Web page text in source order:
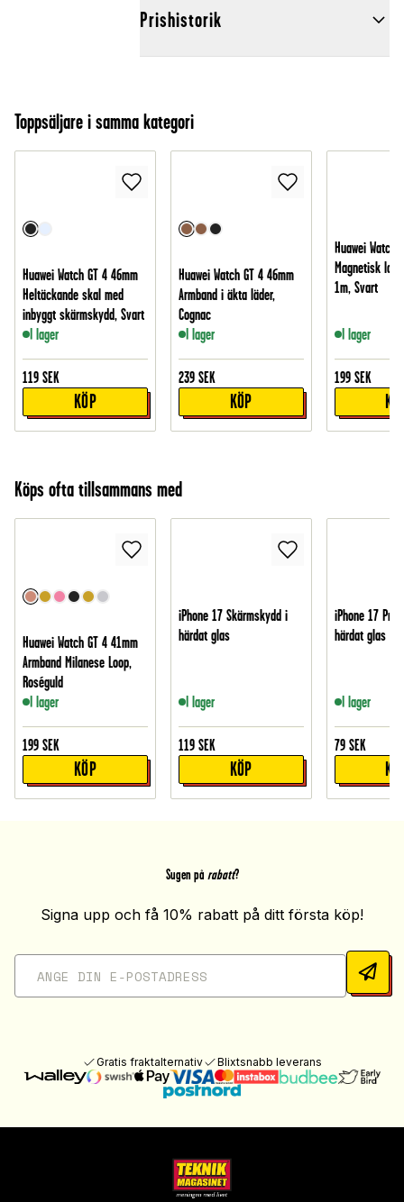
Prishistorik
Toppsäljare i samma kategori
Huawei Watch GT 4 46mm
Heltäckande skal med
inbyggt skärmskydd, Svart
I lager
119 SEK
KÖP
Huawei Watch GT 4 46mm
Armband i äkta läder,
Cognac
I lager
239 SEK
KÖP
Huawei Watch
Magnetisk
1m, Svart
I lager
199 SEK
Köps ofta tillsammans med
Huawei Watch GT 4 41mm
Armband Milanese Loop,
Roséguld
I lager
199 SEK
KÖP
iPhone 17 Skärmskydd i
härdat glas
I lager
119 SEK
KÖP
iPhone 17 Pro
härdat glas
I lager
79 SEK
Sugen på rabatt?
Signa upp och få 10% rabatt på ditt första köp!
Gratis fraktalternativ Blixtsnabb leverans